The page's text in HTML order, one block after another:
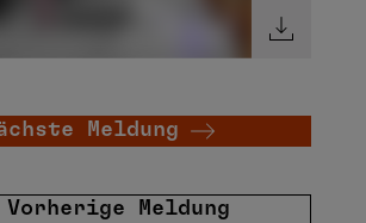
Vorherige Meldung
Meldung